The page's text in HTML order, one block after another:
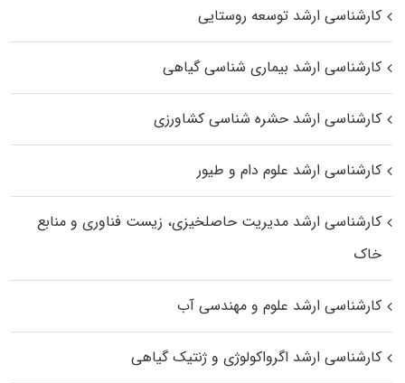
کارشناسی ارشد توسعه روستایی
کارشناسی ارشد بیماری‌ شناسی گیاهی
کارشناسی ارشد حشره‌ شناسی کشاورزی
کارشناسی ارشد علوم دام و طیور
کارشناسی ارشد مدیریت حاصلخیزی، زیست فناوری و منابع
خاک
کارشناسی ارشد علوم و مهندسی آب
کارشناسی ارشد اگرواکولوژی و ژنتیک گیاهی